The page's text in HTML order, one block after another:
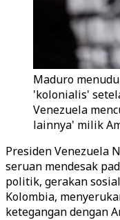
Maduro
'kolonialis'
Venezuela
lainnya' milik
Presiden Venezuela
seruan mendesak
politik, gerakan
Kolombia,
ketegangan dengan